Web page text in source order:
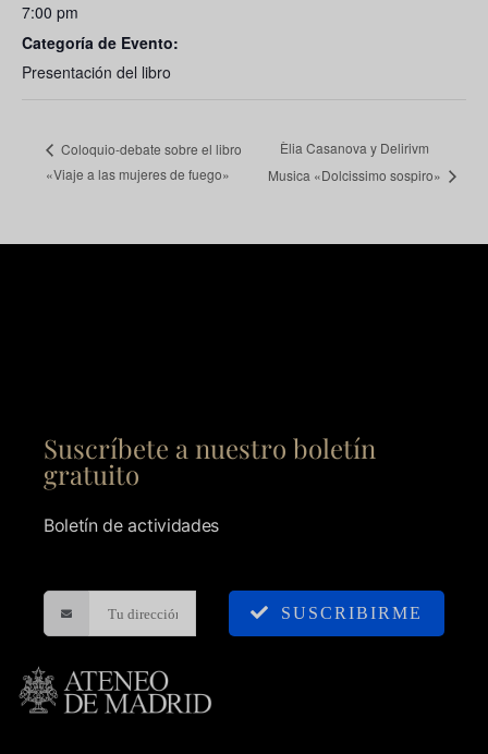
7:00 pm
Categoría de Evento:
Presentación del libro
Coloquio-debate sobre el libro
«Viaje a las mujeres de fuego»
Èlia Casanova y Delirivm
Musica «Dolcissimo sospiro»
Suscríbete a nuestro boletín
gratuito
Boletín de actividades
SUSCRIBIRME